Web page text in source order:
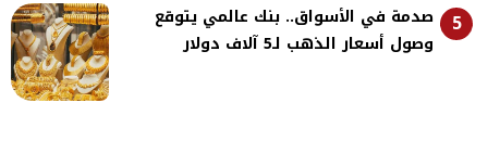
5
صدمة في الأسواق.. بنك عالمي يتوقع
وصول أسعار الذهب لـ5 آلاف دولار